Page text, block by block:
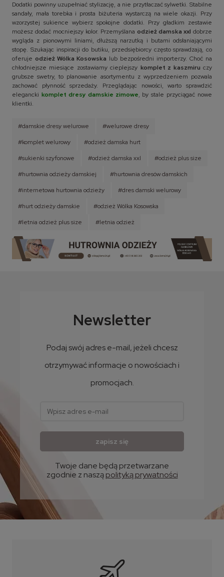
Dodatki powinny uzupełniać stylizację, a nie przytłaczać sylwetki. Stabilne
sandały, mała torebka i prosta biżuteria wystarczą na wiele okazji. Przy
wzorzystej sukience wybierz spokojne dodatki. Przy gładkim zestawie
możesz dodać mocniejszy kolor. Przemyślana odzież damska xxl dobrze
wygląda z pionowymi liniami, dłuższą narzutką i butami odsłaniającymi
stopę. Szukając inspiracji do butiku, przedsiębiorcy często sprawdzają, co
oferuje odzież Wólka Kosowska lub bezpośredni importerzy. Choć na
chłodniejsze miesiące zostawiamy cieplejszy komplet z kaszmiru czy
grubsze swetry, to planowanie asortymentu z wyprzedzeniem pozwala
zachować płynność sprzedaży. Przeglądając nowości, warto sprawdzić
elegancki komplet dresy damskie zimowe, by stale przyciągać nowe
klientki.
#damskie dresy welurowe
#welurowe dresy
#komplet welurowy
#odzież damska hurt
#sukienki szyfonowe
#odzież damska xxl
#odzież plus size
#hurtownia odzieży damskiej
#hurtownia dresów damskich
#internetowa hurtownia odzieży
#dres damski welurowy
#hurt odzieży damskie
#odzież Wólka Kosowska
#letnia odzież plus size
#letnia odzież
Newsletter
Podaj swój adres e-mail, jeżeli chcesz
otrzymywać informacje o nowościach i
promocjach.
zapisz się
Twoje dane będą przetwarzane
zgodnie z nasząpolityką prywatności